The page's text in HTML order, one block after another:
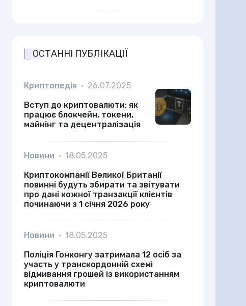
ОСТАННІ ПУБЛІКАЦІЇ
Криптопедія • 26.07.2025
Вступ до криптовалюти: як
працює блокчейн, токени,
майнінг та децентралізація
Новини • 18.05.2025
Криптокомпанії Великої Британії
повинні будуть збирати та звітувати
про дані кожної транзакції клієнтів
починаючи з 1 січня 2026 року
Новини • 18.05.2025
Поліція Гонконгу затримала 12 осіб за
участь у транскордонній схемі
відмивання грошей із використанням
криптовалюти